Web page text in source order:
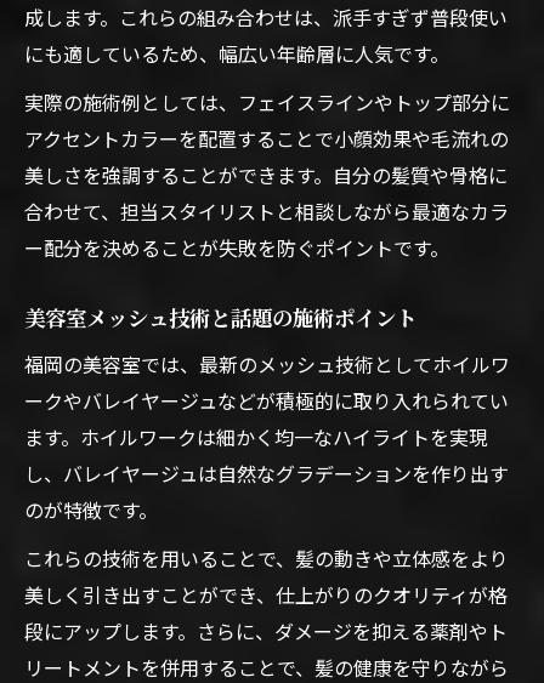
成します。これらの組み合わせは、派手すぎず普段使い
にも適しているため、幅広い年齢層に人気です。
実際の施術例としては、フェイスラインやトップ部分に
アクセントカラーを配置することで小顔効果や毛流れの
美しさを強調することができます。自分の髪質や骨格に
合わせて、担当スタイリストと相談しながら最適なカラ
ー配分を決めることが失敗を防ぐポイントです。
美容室メッシュ技術と話題の施術ポイント
福岡の美容室では、最新のメッシュ技術としてホイルワ
ークやバレイヤージュなどが積極的に取り入れられてい
ます。ホイルワークは細かく均一なハイライトを実現
し、バレイヤージュは自然なグラデーションを作り出す
のが特徴です。
これらの技術を用いることで、髪の動きや立体感をより
美しく引き出すことができ、仕上がりのクオリティが格
段にアップします。さらに、ダメージを抑える薬剤やト
リートメントを併用することで、髪の健康を守りながら